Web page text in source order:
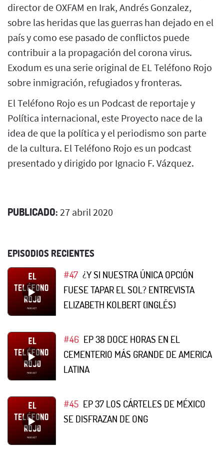
director de OXFAM en Irak, Andrés Gonzalez,
sobre las heridas que las guerras han dejado en el
país y como ese pasado de conflictos puede
contribuir a la propagación del corona virus.
Exodum es una serie original de EL Teléfono Rojo
sobre inmigración, refugiados y fronteras.
El Teléfono Rojo es un Podcast de reportaje y
Política internacional, este Proyecto nace de la
idea de que la política y el periodismo son parte
de la cultura. El Teléfono Rojo es un podcast
presentado y dirigido por Ignacio F. Vázquez.
PUBLICADO: 27 abril 2020
EPISODIOS RECIENTES
#47 ¿Y SI NUESTRA ÚNICA OPCIÓN
FUESE TAPAR EL SOL? ENTREVISTA
ELIZABETH KOLBERT (INGLÉS)
#46 EP 38 DOCE HORAS EN EL
CEMENTERIO MÁS GRANDE DE AMERICA
LATINA
#45 EP 37 LOS CÁRTELES DE MÉXICO
SE DISFRAZAN DE ONG